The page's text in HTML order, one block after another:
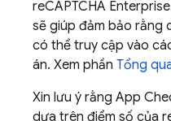
reCAPTCHA
sẽ giúp đảm bảo rằng
có thể truy cập vào
án. Xem phần Tổng
Xin lưu ý rằng App
dựa trên điểm số của